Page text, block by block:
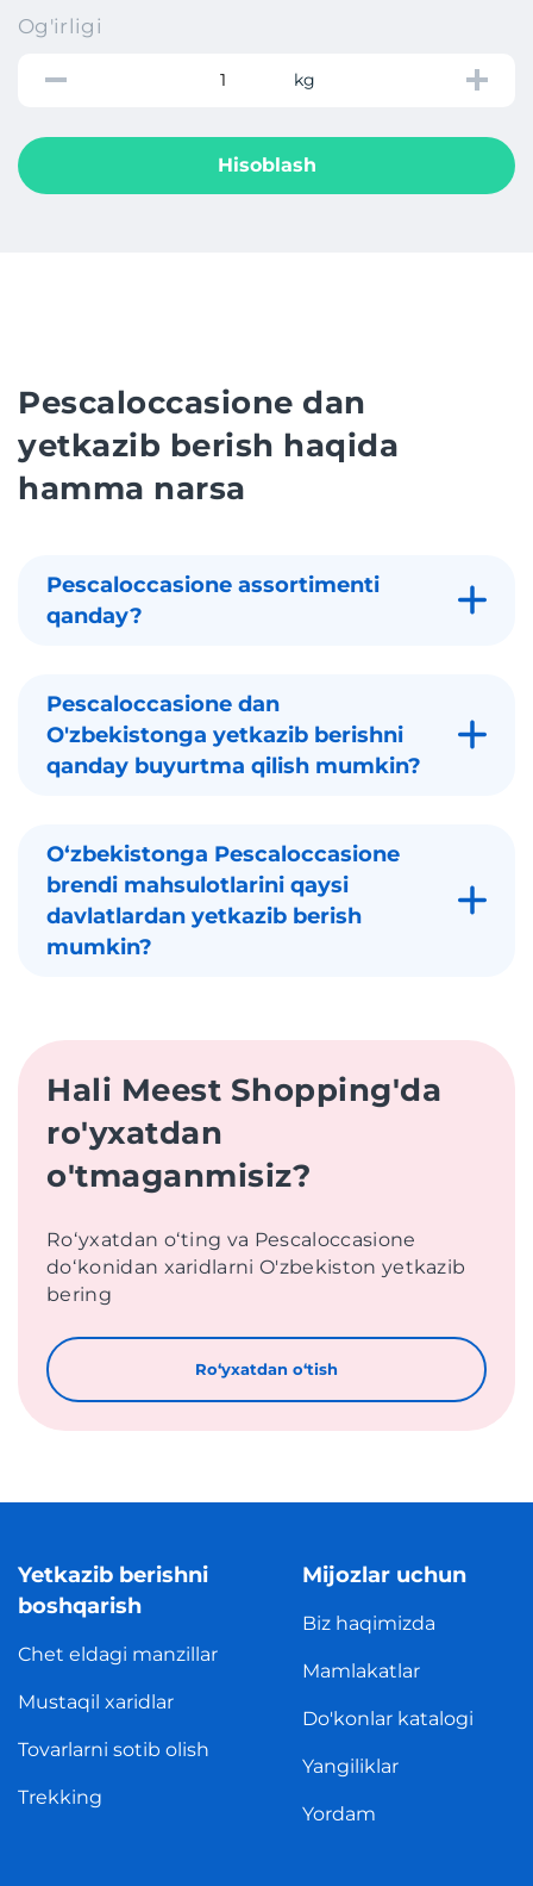
Og'irligi
kg
Hisoblash
Pescaloccasione dan
yetkazib berish haqida
hamma narsa
Pescaloccasione assortimenti
qanday?
Pescaloccasione dan
O'zbekistonga yetkazib berishni
qanday buyurtma qilish mumkin?
Oʻzbekistonga Pescaloccasione
brendi mahsulotlarini qaysi
davlatlardan yetkazib berish
mumkin?
Hali Meest Shopping'da
ro'yxatdan
o'tmaganmisiz?
Roʻyxatdan oʻting va Pescaloccasione
doʻkonidan xaridlarni O'zbekiston yetkazib
bering
Roʻyxatdan oʻtish
Yetkazib berishni
boshqarish
Chet eldagi manzillar
Mustaqil xaridlar
Tovarlarni sotib olish
Trekking
Mijozlar uchun
Biz haqimizda
Mamlakatlar
Do'konlar katalogi
Yangiliklar
Yordam